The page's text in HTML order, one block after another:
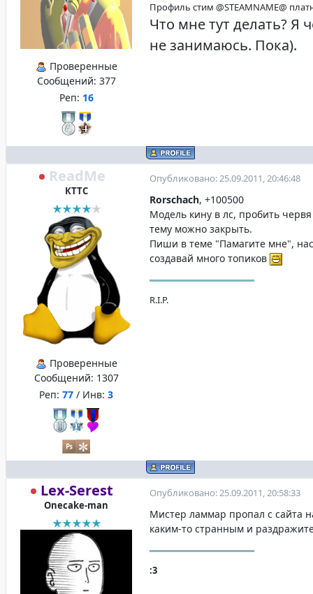
Проверенные
Сообщений: 377
Реп: 16
Профиль стим @STEAMNAME@
Что мне тут делать? Я
не занимаюсь. Пока).
ReadMe
КТТС
Проверенные
Сообщений: 1307
Реп: 77 / Инв: 3
Опубликовано: 25.09.2011, 20:46:48
Rorschach, +100500
Модель кину в лс, пробить
тему можно закрыть.
Пиши в теме "Памагите мне",
создавай много топиков
R.I.P.
Lex-Serest
Onecake-man
Опубликовано: 25.09.2011, 20:58:33
Мистер ламмар пропал с сайта
каким-то странным и
:3